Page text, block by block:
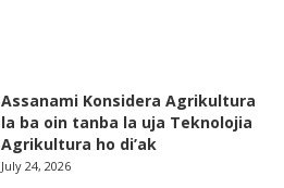
Assanami Konsidera Agrikultura
la ba oin tanba la uja Teknolojia
Agrikultura ho di’ak
July 24, 2026